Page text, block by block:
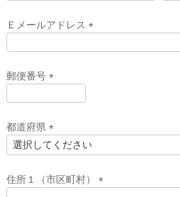
須
)
Ｅメールアドレス
郵便番号
須
)
都道府県
(
須
)
住所１（市区町村）